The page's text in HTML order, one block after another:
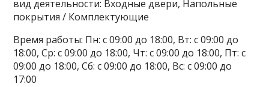
вид деятельности: Входные двери, Напольные
покрытия / Комплектующие
Время работы: Пн: с 09:00 до 18:00, Вт: с 09:00 до
18:00, Ср: с 09:00 до 18:00, Чт: с 09:00 до 18:00, Пт: с
09:00 до 18:00, Сб: с 09:00 до 18:00, Вс: с 09:00 до
17:00